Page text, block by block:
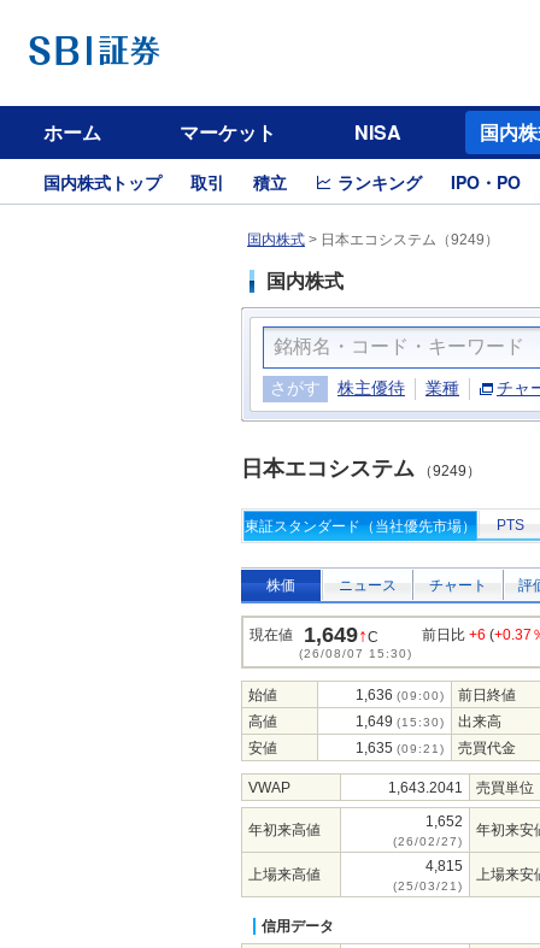
ホーム マーケット NISA 国内
国内株式トップ 取引 積立 ランキング IPO・PO
国内株式 > 日本エコシステム（9249）
国内株式
さがす 株主優待 業種 チャ
日本エコシステム （9249）
東証スタンダード（当社優先市場） PTS
株価 ニュース チャート 評
現在値 1,649↑C
(26/08/07 15:30)
前日比 +6 (+0.37
始値 1,636 (09:00)
前日終値
高値
1,649 (15:30)
出来高
安値
1,635 (09:21) 売買代金
VWAP 1,643.2041 売買単位
年初来高値 1,652
(26/02/27)
年初来安
上場来高値 4,815
(25/03/21)
上場来安
信用データ